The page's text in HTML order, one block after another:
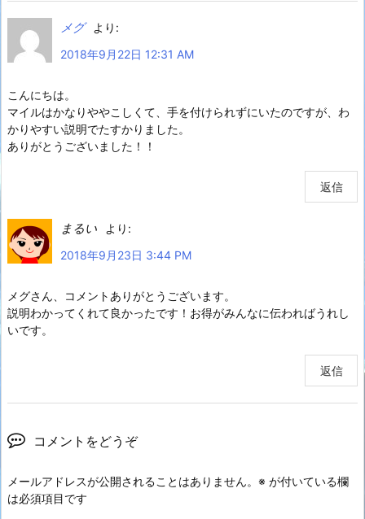
メグ
より:
2018年9月22日 12:31 AM
こんにちは。
マイルはかなりややこしくて、手を付けられずにいたのですが、わ
かりやすい説明でたすかりました。
ありがとうございました！！
返信
まるい
より:
2018年9月23日 3:44 PM
メグさん、コメントありがとうございます。
説明わかってくれて良かったです！お得がみんなに伝わればうれし
いです。
返信
コメントをどうぞ
メールアドレスが公開されることはありません。 ※ が付いている欄
は必須項目です